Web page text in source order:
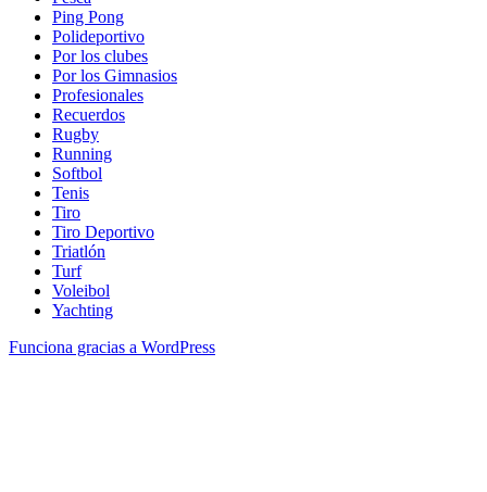
Ping Pong
Polideportivo
Por los clubes
Por los Gimnasios
Profesionales
Recuerdos
Rugby
Running
Softbol
Tenis
Tiro
Tiro Deportivo
Triatlón
Turf
Voleibol
Yachting
Funciona gracias a WordPress